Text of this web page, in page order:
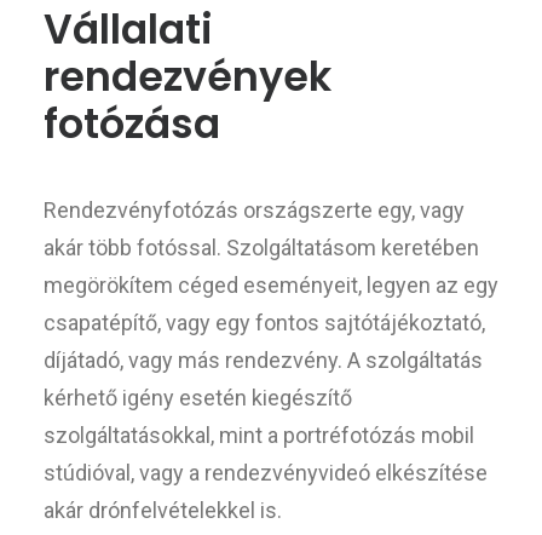
Vállalati
rendezvények
fotózása
Rendezvényfotózás országszerte egy, vagy
akár több fotóssal. Szolgáltatásom keretében
megörökítem céged eseményeit, legyen az egy
csapatépítő, vagy egy fontos sajtótájékoztató,
díjátadó, vagy más rendezvény. A szolgáltatás
kérhető igény esetén kiegészítő
szolgáltatásokkal, mint a portréfotózás mobil
stúdióval, vagy a rendezvényvideó elkészítése
akár drónfelvételekkel is.